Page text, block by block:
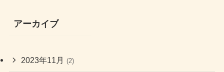
アーカイブ
2023年11月 (2)